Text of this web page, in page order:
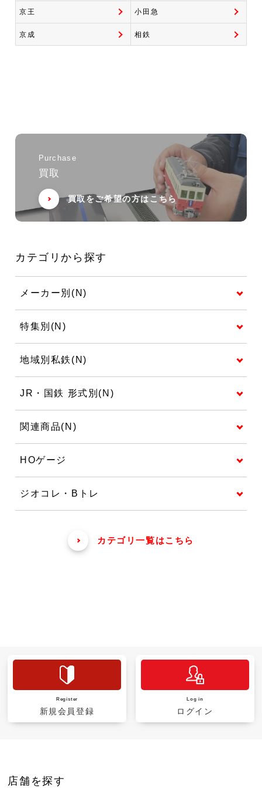
京王 小田急
京成 相鉄
Purchase
買取
買取をご希望の方はこちら
カテゴリから探す
メーカー別(N)
特集別(N)
地域別私鉄(N)
JR・国鉄 形式別(N)
関連商品(N)
HOゲージ
ジオコレ・Bトレ
カテゴリ一覧はこちら
Register
新規会員登録
Log in
ログイン
店舗を探す